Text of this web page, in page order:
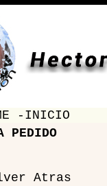
-INICIO
PEDIDO
Atras